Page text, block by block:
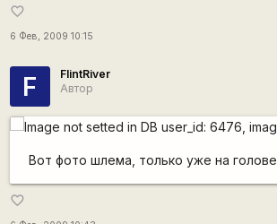
favorite_border
6 Фев, 2009 10:15
F
FlintRiver
Автор
Вот фото шлема, только уже на голове
favorite_border